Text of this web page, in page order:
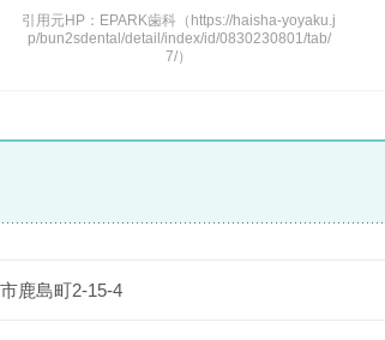
引用元HP：EPARK歯科（https://haisha-yoyaku.j
p/bun2sdental/detail/index/id/0830230801/tab/
7/）
鹿島町2-15-4